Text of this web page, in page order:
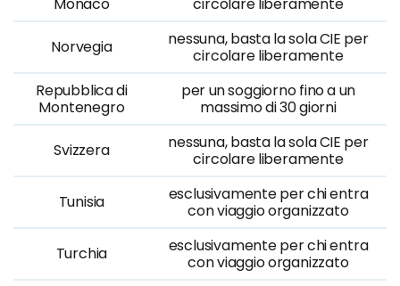
Norvegia
nessuna, basta la sola CIE per
circolare liberamente
Repubblica di
Montenegro
per un soggiorno fino a un
massimo di 30 giorni
Svizzera
nessuna, basta la sola CIE per
circolare liberamente
Tunisia
esclusivamente per chi entra
con viaggio organizzato
Turchia
esclusivamente per chi entra
con viaggio organizzato